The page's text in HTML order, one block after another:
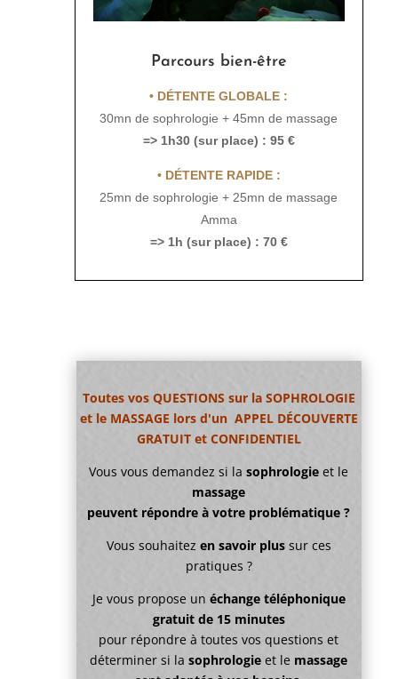
Parcours bien-être
• DÉTENTE GLOBALE :
30mn de sophrologie + 45mn de massage
=> 1h30 (sur place) : 95 €
• DÉTENTE RAPIDE :
25mn de sophrologie + 25mn de massage
Amma
=> 1h (sur place) : 70 €
Toutes vos QUESTIONS sur la SOPHROLOGIE
et le MASSAGE lors d'un APPEL DÉCOUVERTE
GRATUIT et CONFIDENTIEL
Vous vous demandez si lasophrologie et le
massage
peuvent répondre à votre problématique ?
Vous souhaitez en savoir plussur ces
pratiques ?
Je vous propose un échange téléphonique
gratuit de 15 minutes
pour répondre à toutes vos questions et
déterminer si lasophrologie et le massage